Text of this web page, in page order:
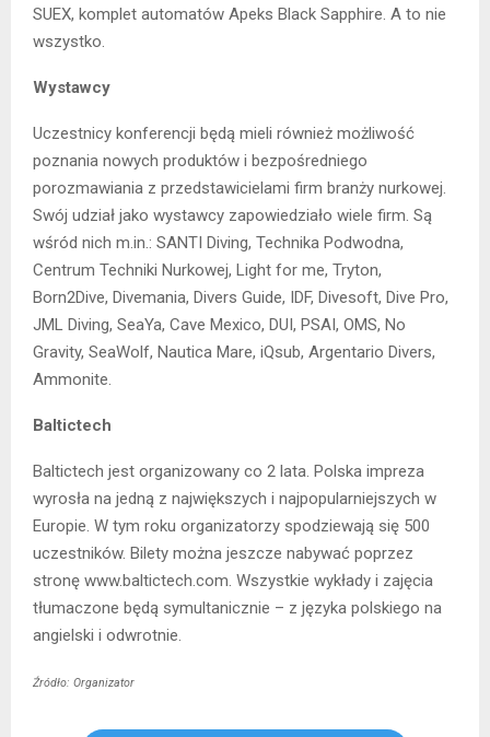
SUEX, komplet automatów Apeks Black Sapphire. A to nie
wszystko.
Wystawcy
Uczestnicy konferencji będą mieli również możliwość
poznania nowych produktów i bezpośredniego
porozmawiania z przedstawicielami firm branży nurkowej.
Swój udział jako wystawcy zapowiedziało wiele firm. Są
wśród nich m.in.: SANTI Diving, Technika Podwodna,
Centrum Techniki Nurkowej, Light for me, Tryton,
Born2Dive, Divemania, Divers Guide, IDF, Divesoft, Dive Pro,
JML Diving, SeaYa, Cave Mexico, DUI, PSAI, OMS, No
Gravity, SeaWolf, Nautica Mare, iQsub, Argentario Divers,
Ammonite.
Baltictech
Baltictech jest organizowany co 2 lata. Polska impreza
wyrosła na jedną z największych i najpopularniejszych w
Europie. W tym roku organizatorzy spodziewają się 500
uczestników. Bilety można jeszcze nabywać poprzez
stronę www.baltictech.com. Wszystkie wykłady i zajęcia
tłumaczone będą symultanicznie – z języka polskiego na
angielski i odwrotnie.
Źródło: Organizator